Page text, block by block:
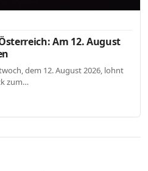
Am 12. August
dem 12. August 2026, lohnt
zum…